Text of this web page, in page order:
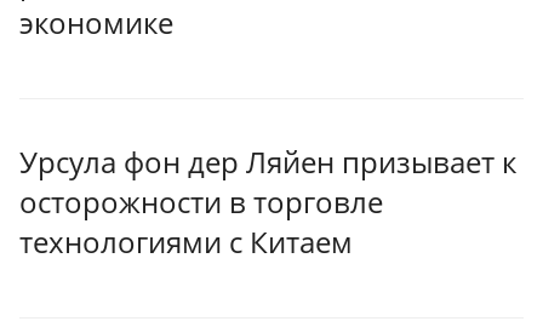
экономике
Урсула фон дер Ляйен призывает к
осторожности в торговле
технологиями с Китаем